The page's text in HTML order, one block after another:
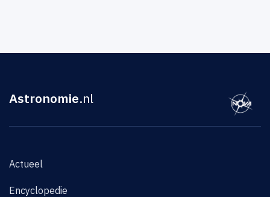
Astronomie.nl
Actueel
Encyclopedie